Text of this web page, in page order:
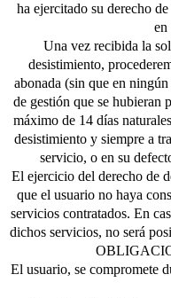
ha ejercitado su derecho
en
Una vez recibida la
desistimiento,
abonada (sin que en
de gestión que se hubieran
máximo de 14 días
desistimiento y siempre a
servicio, o en su
El ejercicio del derecho de
que el usuario no haya
servicios contratados. En
dichos servicios, no será
El usuario, se compromete